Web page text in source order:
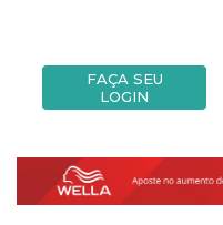
FAÇA SEU
LOGIN